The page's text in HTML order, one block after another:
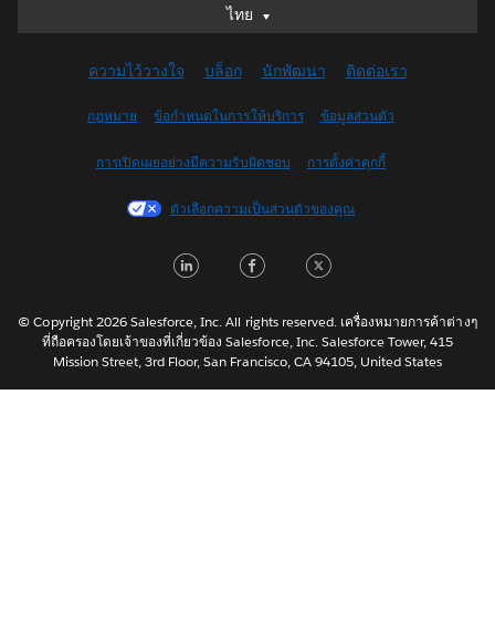
ไทย
ไทย
English (UK)
English (US)
Français (Canada)
Français (France)
日本語
Nederlands
Português
ความไว้วางใจ บล็อก นักพัฒนา ติดต่อเรา
กฎหมาย ข้อกำหนดในการให้บริการ ข้อมูลส่วนตัว
การเปิดเผยอย่างมีความรับผิดชอบ การตั้งค่าคุกกี้
ตัวเลือกความเป็นส่วนตัวของคุณ
LinkedInFacebook
© Copyright 2026 Salesforce, Inc. All rights reserved. เครื่องหมายการค้าต่างๆ
ที่ถือครองโดยเจ้าของที่เกี่ยวข้อง Salesforce, Inc. Salesforce Tower, 415
Mission Street, 3rd Floor, San Francisco, CA 94105, United States